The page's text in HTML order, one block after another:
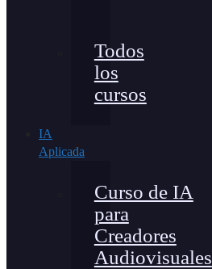
Todos
los
cursos
IA
Aplicada
Curso de IA
para
Creadores
Audiovisuales